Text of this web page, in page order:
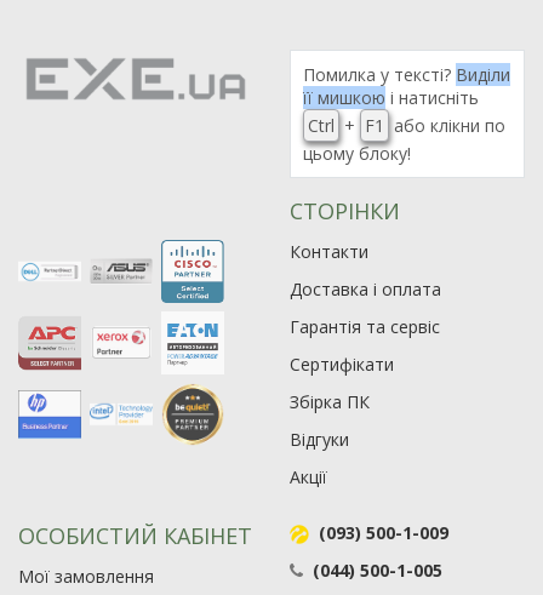
Рейтинг EXE.ua:4.6
974
90
19
21
63
Помилка у тексті? Виділи
її мишкою і натисніть
Ctrl + F1
або клікни по
цьому блоку!
СТОРІНКИ
Контакти
Доставка і оплата
Гарантія та сервіс
Сертифікати
Збірка ПК
Відгуки
Акції
ОСОБИСТИЙ КАБІНЕТ
Мої замовлення
(093) 500-1-009
(044) 500-1-005